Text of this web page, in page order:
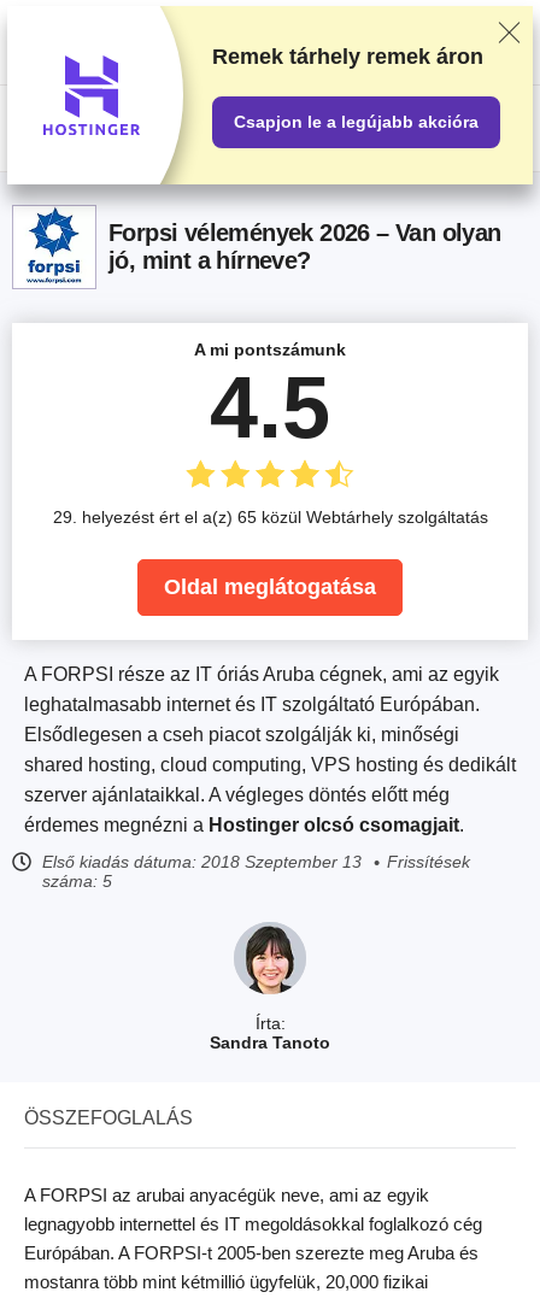
Alapos tesztelés és kutatómunka alapján soroljuk be a beszállítókat, de a
visszajelzéseidet és a szolgáltatókkal való üzleti megállapodásainkat is
figyelembe vesszük. Ez az oldal partnerlinkeket tartalmaz.Hirdetési
nyilatkozat
US$
Forpsi vélemények 2026 – Van olyan
jó, mint a hírneve?
Írta:
Sandra Tanoto
A FORPSI része az IT óriás Aruba cégnek, ami az egyik
leghatalmasabb internet és IT szolgáltató Európában.
Elsődlegesen a cseh piacot szolgálják ki, minőségi
shared hosting, cloud computing, VPS hosting és dedikált
szerver ajánlataikkal. A végleges döntés előtt még
érdemes megnézni a Hostinger olcsó csomagjait.
Első kiadás dátuma: 2018 Szeptember 13
Frissítések
száma: 5
A mi pontszámunk
4.5
29. helyezést ért el a(z) 65 közül Webtárhely szolgáltatás
Oldal meglátogatása
ÖSSZEFOGLALÁS
A FORPSI az arubai anyacégük neve, ami az egyik
legnagyobb internettel és IT megoldásokkal foglalkozó cég
Európában. A FORPSI-t 2005-ben szerezte meg Aruba és
mostanra több mint kétmillió ügyfelük, 20,000 fizikai
Remek tárhely remek áron
Csapjon le a legújabb akcióra